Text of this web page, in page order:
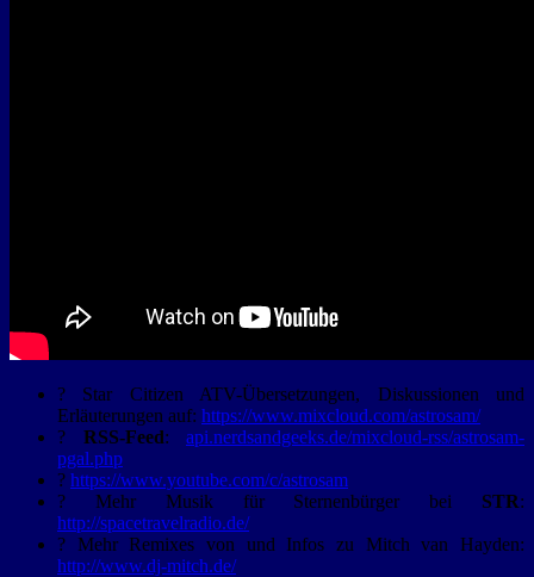
? Star Citizen ATV-Übersetzungen, Diskussionen und
Erläuterungen auf: https://www.mixcloud.com/astrosam/
? RSS-Feed: api.nerdsandgeeks.de/mixcloud-rss/astrosam-
pgal.php
? https://www.youtube.com/c/astrosam
? Mehr Musik für Sternenbürger bei STR:
http://spacetravelradio.de/
? Mehr Remixes von und Infos zu Mitch van Hayden:
http://www.dj-mitch.de/